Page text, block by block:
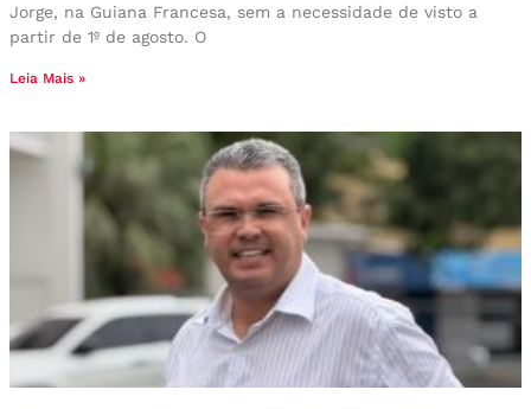
Jorge, na Guiana Francesa, sem a necessidade de visto a
partir de 1º de agosto. O
Leia Mais »